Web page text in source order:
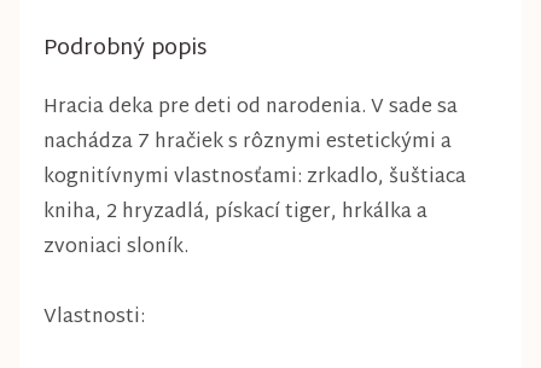
Podrobný popis
Hracia deka pre deti od narodenia. V sade sa
nachádza 7 hračiek s rôznymi estetickými a
kognitívnymi vlastnosťami: zrkadlo, šuštiaca
kniha, 2 hryzadlá, pískací tiger, hrkálka a
zvoniaci sloník.
Vlastnosti: